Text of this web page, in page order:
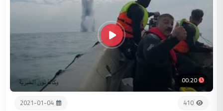
00:20
410
2021-01-04